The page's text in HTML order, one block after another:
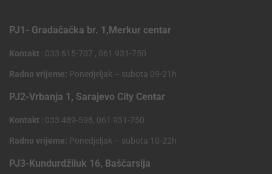
PJ1- Gradačačka br. 1,Merkur centar
Kontakt : 033 615-707 , 061 931-750
Radno vrijeme: Ponedjeljak – subota 09-21h
PJ2-Vrbanja 1, Sarajevo City Centar
Kontakt : 033 489-598, 061 931-750
Radno vrijeme: Ponedjeljak – subota 10-22h
PJ3-Kundurdžiluk 16, Baščarsija